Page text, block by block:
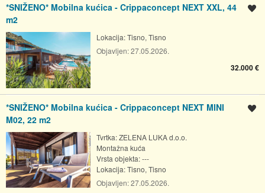
*SNIŽENO* Mobilna kućica - Crippaconcept NEXT XXL, 44
m2
Lokacija:Tisno, Tisno
Objavljen:27.05.2026.
32.000 €
*SNIŽENO* Mobilna kućica - Crippaconcept NEXT MINI
M02, 22 m2
Tvrtka: ZELENA LUKA d.o.o.
Montažna kuća
Vrsta objekta: ---
Lokacija:Tisno, Tisno
Objavljen:27.05.2026.